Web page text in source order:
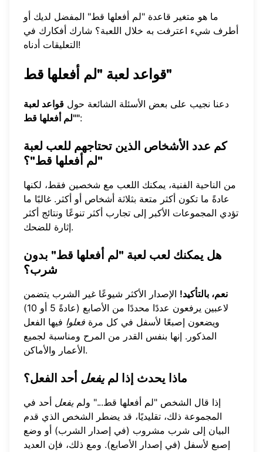
ما هو متغير قاعدة "لم أفعلها قط" المفضل لديك أو
أطرف شيء اعترفت به خلال اللعبة؟ شارك أفكارك في
التعليقات أدناه!
قواعد لعبة "لم أفعلها قط"
دعنا نجيب على بعض الأسئلة الشائعة حول قواعد لعبة
"لم أفعلها قط":
كم عدد الأشخاص الذين تحتاجهم للعب لعبة
"لم أفعلها قط"؟
من الناحية الفنية، يمكنك اللعب مع شخصين فقط، لكنها
عادةً ما تكون أكثر متعة بثلاثة أشخاص أو أكثر. غالبًا ما
تؤدي المجموعات الأكبر إلى تجارب أكثر تنوعًا ونتائج أكثر
إثارة للضحك.
هل يمكنك لعب لعبة "لم أفعلها قط" بدون
شرب؟
نعم، بالتأكيد! الإصدار الأكثر شيوعًا غير الشرب يتضمن
لاعبين يرفعون عددًا محددًا من الأصابع (عادةً 5 أو 10)
ويضعون إصبعًا لأسفل في كل مرة فعلوا فيها الفعل
المذكور. إنها بنفس القدر من المرح ومناسبة لجميع
الأعمار والأماكن.
ماذا يحدث إذا لم يفعل أحد الفعل؟
إذا قال الشخص "لم أفعلها قط..." ولميفعل أحد في
المجموعة ذلك، تقليديًا، قد يضطر الشخص الذي قدم
البيان إلى شرب مشروب (في إصدار الشرب) أو وضع
إصبع لأسفل (في إصدار الأصابع). ومع ذلك، فإن العديد